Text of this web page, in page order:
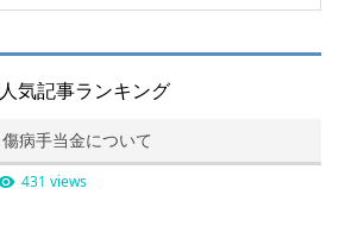
人気記事ランキング
傷病手当金について
431 views